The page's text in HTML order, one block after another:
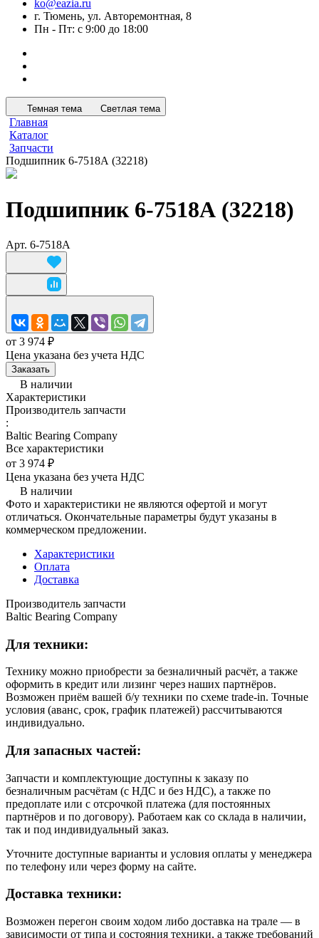
ko@eazia.ru
г. Тюмень, ул. Авторемонтная, 8
Пн - Пт: с 9:00 до 18:00
Темная тема Светлая тема
Главная
Каталог
Запчасти
Подшипник 6-7518А (32218)
Подшипник 6-7518А (32218)
Арт. 6-7518А
от 3 974 ₽
Цена указана без учета НДС
Заказать
В наличии
Характеристики
Производитель запчасти
:
Baltic Bearing Company
Все характеристики
от 3 974 ₽
Цена указана без учета НДС
В наличии
Фото и характеристики не являются офертой и могут
отличаться. Окончательные параметры будут указаны в
коммерческом предложении.
Характеристики
Оплата
Доставка
Производитель запчасти
Baltic Bearing Company
Для техники:
Технику можно приобрести за безналичный расчёт, а также
оформить в кредит или лизинг через наших партнёров.
Возможен приём вашей б/у техники по схеме trade-in. Точные
условия (аванс, срок, график платежей) рассчитываются
индивидуально.
Для запасных частей:
Запчасти и комплектующие доступны к заказу по
безналичным расчётам (с НДС и без НДС), а также по
предоплате или с отсрочкой платежа (для постоянных
партнёров и по договору). Работаем как со склада в наличии,
так и под индивидуальный заказ.
Уточните доступные варианты и условия оплаты у менеджера
по телефону или через форму на сайте.
Доставка техники:
Возможен перегон своим ходом либо доставка на трале — в
зависимости от типа и состояния техники, а также требований